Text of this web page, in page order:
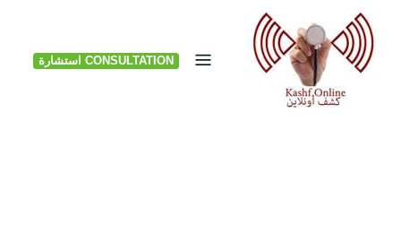
Skip
content
CONSULTATION استشارة